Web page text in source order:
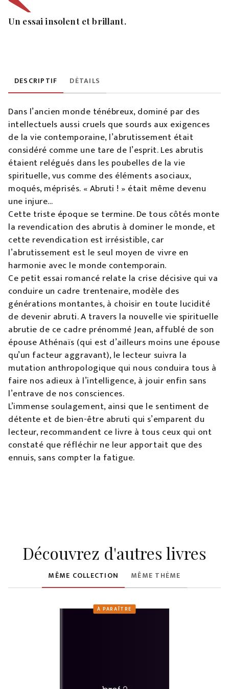
Un essai insolent et brillant.
DESCRIPTIF DÉTAILS
Dans l’ancien monde ténébreux, dominé par des
intellectuels aussi cruels que sourds aux exigences
de la vie contemporaine, l’abrutissement était
considéré comme une tare de l’esprit. Les abrutis
étaient relégués dans les poubelles de la vie
spirituelle, vus comme des éléments asociaux,
moqués, méprisés. « Abruti ! » était même devenu
une injure…
Cette triste époque se termine. De tous côtés monte
la revendication des abrutis à dominer le monde, et
cette revendication est irrésistible, car
l’abrutissement est le seul moyen de vivre en
harmonie avec le monde contemporain.
Ce petit essai romancé relate la crise décisive qui va
conduire un cadre trentenaire, modèle des
générations montantes, à choisir en toute lucidité
de devenir abruti. A travers la nouvelle vie spirituelle
abrutie de ce cadre prénommé Jean, affublé de son
épouse Athénaïs (qui est d’ailleurs moins une épouse
qu’un facteur aggravant), le lecteur suivra la
mutation anthropologique qui nous conduira tous à
faire nos adieux à l’intelligence, à jouir enfin sans
l’entrave de nos consciences.
L’immense soulagement, ainsi que le sentiment de
détente et de bien-être abruti qui s’emparent du
lecteur, recommandent ce livre à tous ceux qui ont
constaté que réfléchir ne leur apportait que des
ennuis, sans compter la fatigue.
Découvrez d'autres livres
MÊME COLLECTION MÊME THÈME
À PARAÎTRE